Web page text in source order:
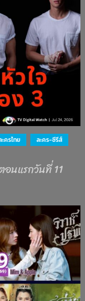
ะครไทย
ละคร-ซีรีส์
อนแรกวันที่ 11